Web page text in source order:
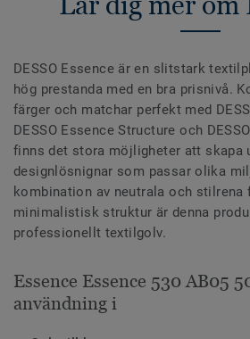
DESSO Essence är en slitstark
hög prestanda med en bra prisnivå.
färger och matchar perfekt med
DESSO Essence Structure och
finns det stora möjligheter att skapa
designlösnignar som passar olika
kombination av neutrala och stilrena
minimalistisk struktur är denna
professionellt textilgolv.
Essence Essence 530 AB05
användning i